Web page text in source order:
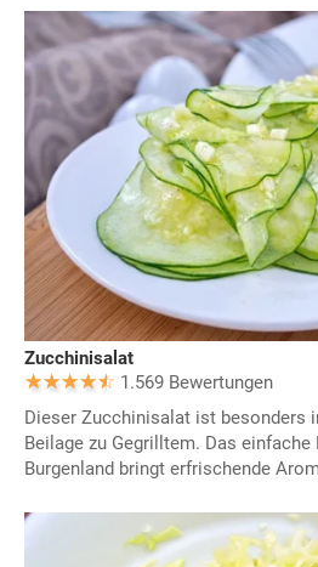
Zucchinisalat
1.569 Bewertungen
Dieser Zucchinisalat ist besonders
Beilage zu Gegrilltem. Das einfache
Burgenland bringt erfrischende